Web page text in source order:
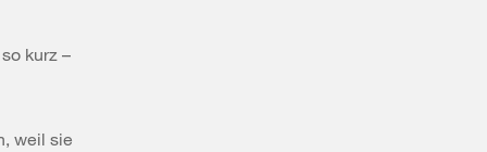
kurz –
weil sie